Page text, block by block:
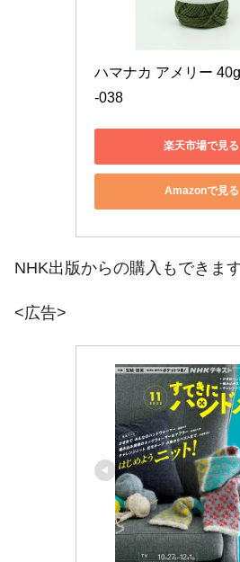
ハマナカ アメリー
-038
楽天市場で見る
Amazonで見る
NHK出版からの購入もできま
<広告>